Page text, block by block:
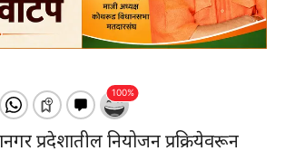
प्रदेशातील नियोजन प्रक्रियेवरून